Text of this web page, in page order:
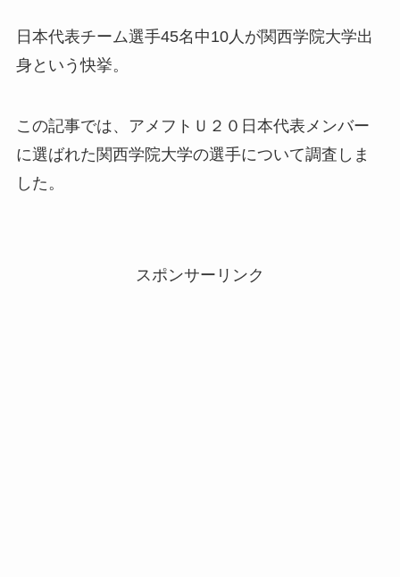
日本代表チーム選手45名中10人が関西学院大学出
身という快挙。
この記事では、アメフトＵ２０日本代表メンバー
に選ばれた関西学院大学の選手について調査しま
した。
スポンサーリンク